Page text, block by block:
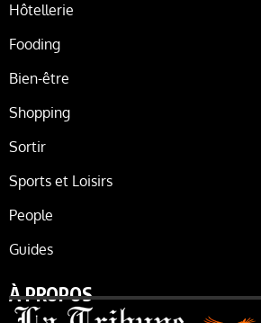
Hôtellerie
Fooding
Bien-être
Shopping
Sortir
Sports et Loisirs
People
Guides
À PROPOS